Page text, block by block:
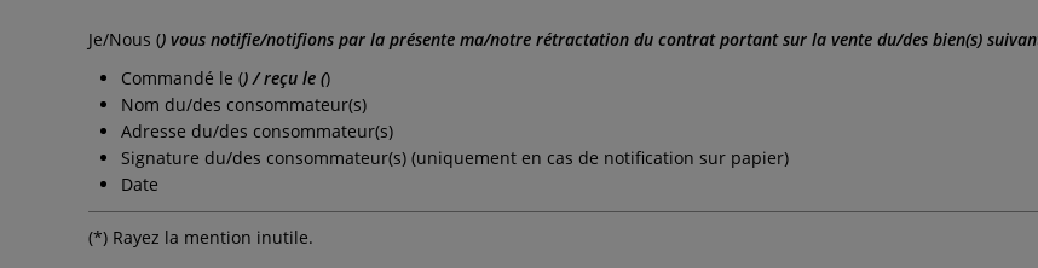
Je/Nous () vous notifie/notifions par la présente ma/notre rétractation du contrat portant sur la vente du/des bien(s)
Commandé le () / reçu le ()
Nom du/des consommateur(s)
Adresse du/des consommateur(s)
Signature du/des consommateur(s) (uniquement en cas de notification sur papier)
Date
(*) Rayez la mention inutile.